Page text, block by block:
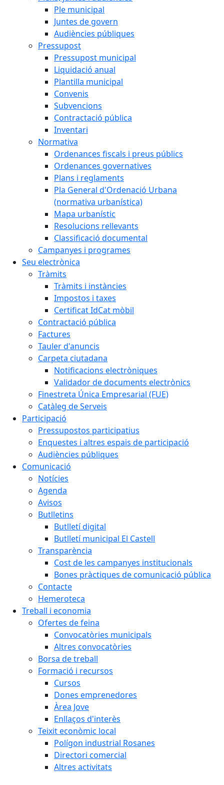
Ple municipal
Juntes de govern
Audiències públiques
Pressupost
Pressupost municipal
Liquidació anual
Plantilla municipal
Convenis
Subvencions
Contractació pública
Inventari
Normativa
Ordenances fiscals i preus públics
Ordenances governatives
Plans i reglaments
Pla General d'Ordenació Urbana
(normativa urbanística)
Mapa urbanístic
Resolucions rellevants
Classificació documental
Campanyes i programes
Seu electrònica
Tràmits
Tràmits i instàncies
Impostos i taxes
Certificat IdCat mòbil
Contractació pública
Factures
Tauler d'anuncis
Carpeta ciutadana
Notificacions electròniques
Validador de documents electrònics
Finestreta Única Empresarial (FUE)
Catàleg de Serveis
Participació
Pressupostos participatius
Enquestes i altres espais de participació
Audiències públiques
Comunicació
Notícies
Agenda
Avisos
Butlletins
Butlletí digital
Butlletí municipal El Castell
Transparència
Cost de les campanyes institucionals
Bones pràctiques de comunicació pública
Contacte
Hemeroteca
Treball i economia
Ofertes de feina
Convocatòries municipals
Altres convocatòries
Borsa de treball
Formació i recursos
Cursos
Dones emprenedores
Àrea Jove
Enllaços d'interès
Teixit econòmic local
Polígon industrial Rosanes
Directori comercial
Altres activitats